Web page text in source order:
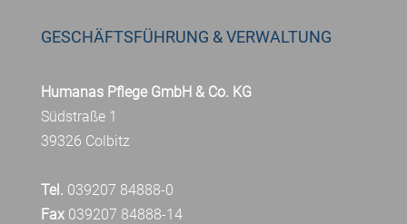
GESCHÄFTSFÜHRUNG & VERWALTUNG
Humanas Pflege GmbH & Co. KG
Südstraße 1
39326 Colbitz
Tel. 039207 84888-0
Fax039207 84888-14